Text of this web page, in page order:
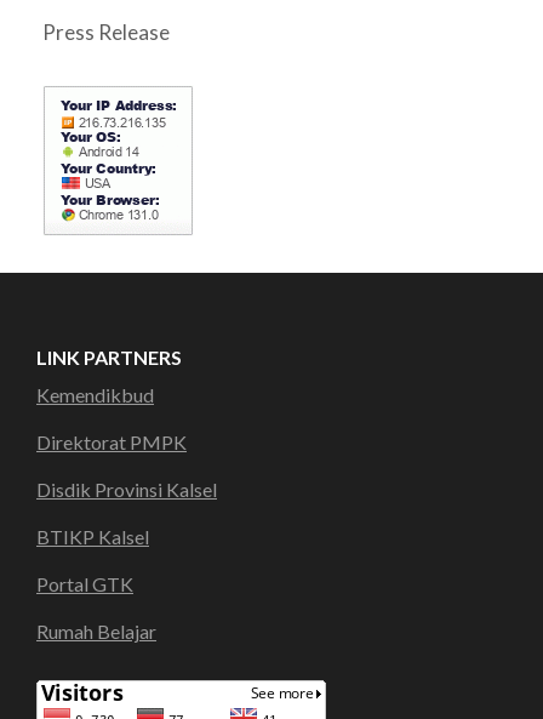
Press Release
LINK PARTNERS
Kemendikbud
Direktorat PMPK
Disdik Provinsi Kalsel
BTIKP Kalsel
Portal GTK
Rumah Belajar